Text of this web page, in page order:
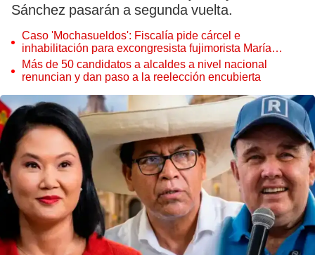
Sánchez pasarán a segunda vuelta.
Caso 'Mochasueldos': Fiscalía pide cárcel e
inhabilitación para excongresista fujimorista María
Cordero Jon Tay
Más de 50 candidatos a alcaldes a nivel nacional
renuncian y dan paso a la reelección encubierta